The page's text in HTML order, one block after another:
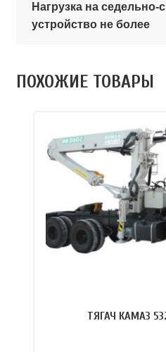
Нагрузка на седельно-
устройство не более
ПОХОЖИЕ ТОВАРЫ
ТЯГАЧ КАМАЗ